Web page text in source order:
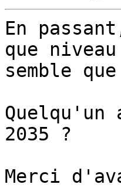
En
que
semble
Quelqu'un
2035 ?
Merci